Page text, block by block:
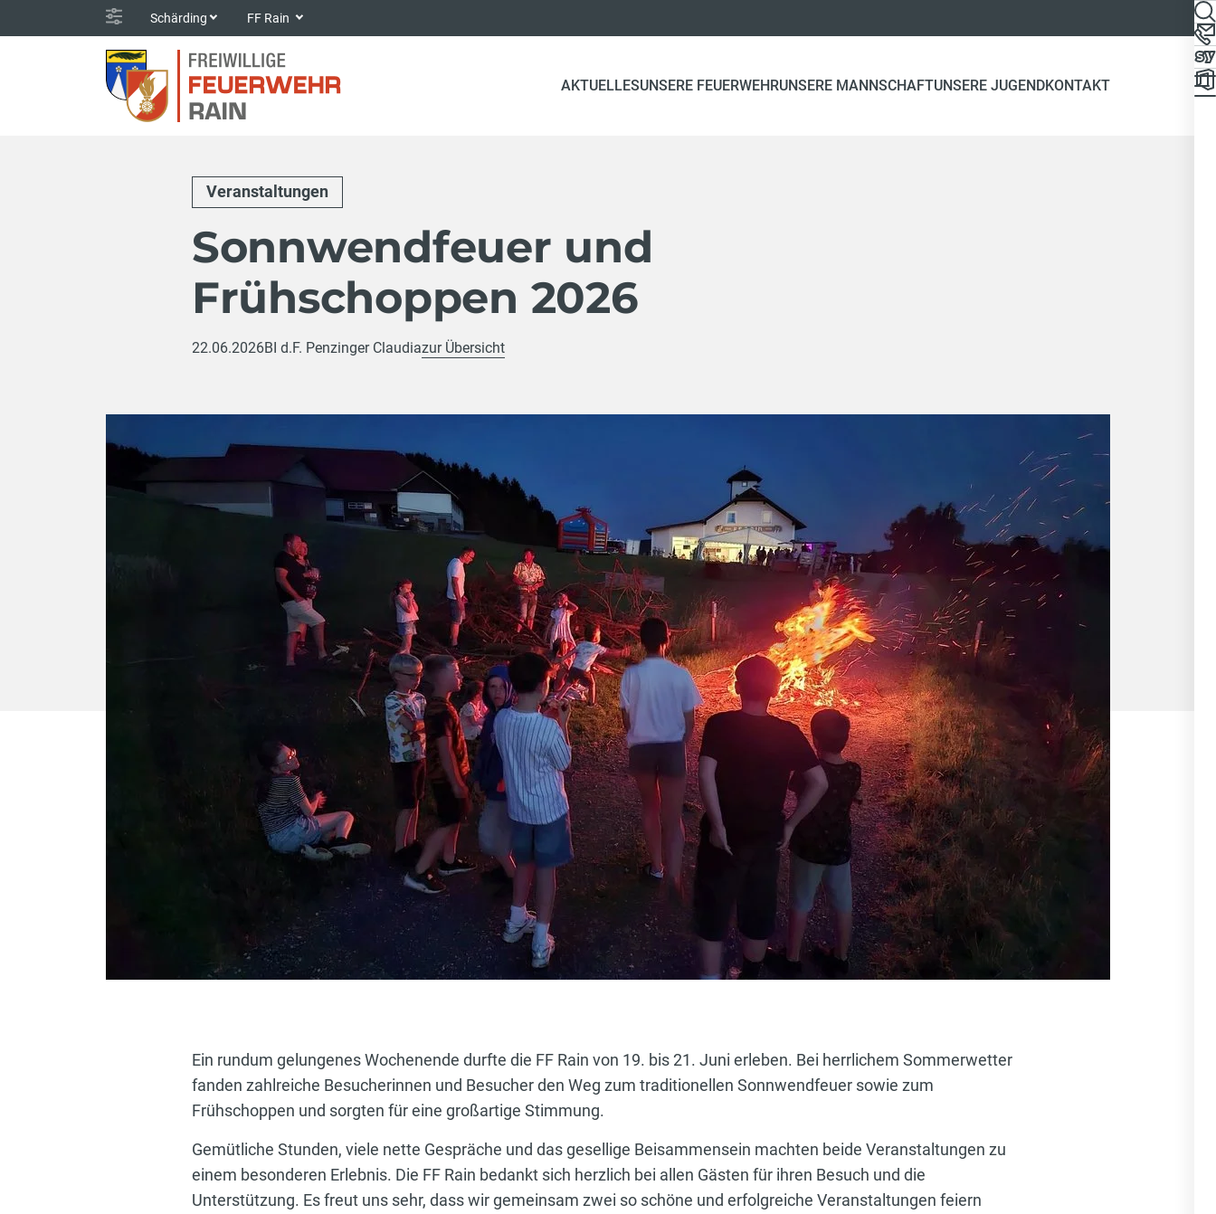
Schärding FF Rain
AKTUELLESUNSERE FEUERWEHRUNSERE MANNSCHAFTUNSERE JUGENDKONTAKT
Veranstaltungen
Sonnwendfeuer und
Frühschoppen 2026
22.06.2026BI d.F. Penzinger Claudiazur Übersicht
Ein rundum gelungenes Wochenende durfte die FF Rain von 19. bis 21. Juni erleben. Bei herrlichem Sommerwetter
fanden zahlreiche Besucherinnen und Besucher den Weg zum traditionellen Sonnwendfeuer sowie zum
Frühschoppen und sorgten für eine großartige Stimmung.
Gemütliche Stunden, viele nette Gespräche und das gesellige Beisammensein machten beide Veranstaltungen zu
einem besonderen Erlebnis. Die FF Rain bedankt sich herzlich bei allen Gästen für ihren Besuch und die
Unterstützung. Es freut uns sehr, dass wir gemeinsam zwei so schöne und erfolgreiche Veranstaltungen feiern